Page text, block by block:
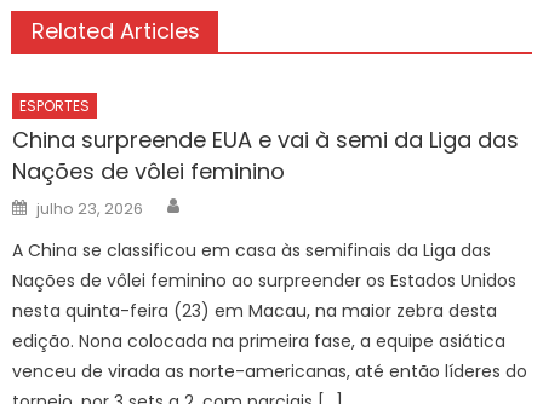
Related Articles
ESPORTES
China surpreende EUA e vai à semi da Liga das
Nações de vôlei feminino
Posted
on
julho 23, 2026
A China se classificou em casa às semifinais da Liga das
Nações de vôlei feminino ao surpreender os Estados Unidos
nesta quinta-feira (23) em Macau, na maior zebra desta
edição. Nona colocada na primeira fase, a equipe asiática
venceu de virada as norte-americanas, até então líderes do